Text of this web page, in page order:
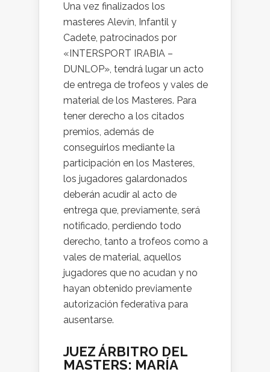
Una vez finalizados los
masteres Alevín, Infantil y
Cadete, patrocinados por
«INTERSPORT IRABIA –
DUNLOP», tendrá lugar un acto
de entrega de trofeos y vales de
material de los Masteres. Para
tener derecho a los citados
premios, además de
conseguirlos mediante la
participación en los Masteres,
los jugadores galardonados
deberán acudir al acto de
entrega que, previamente, será
notificado, perdiendo todo
derecho, tanto a trofeos como a
vales de material, aquellos
jugadores que no acudan y no
hayan obtenido previamente
autorización federativa para
ausentarse.
JUEZ ÁRBITRO DEL
MASTERS: MARÍA